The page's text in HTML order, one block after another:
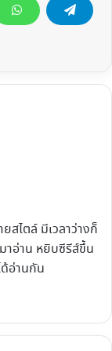
ไตล์ มีเวลาว่างก็
าอ่าน หยิบซีรีส์ขึ้น
อ่านกัน